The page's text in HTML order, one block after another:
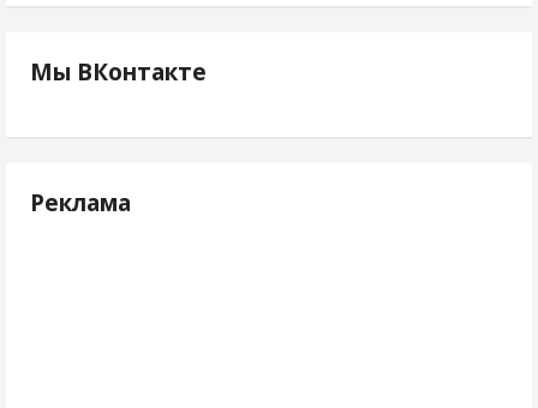
Мы ВКонтакте
Реклама